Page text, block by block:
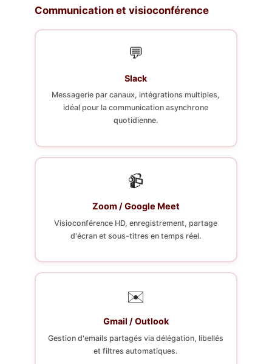
Communication et visioconférence
💬
Slack
Messagerie par canaux, intégrations multiples,
idéal pour la communication asynchrone
quotidienne.
📹
Zoom / Google Meet
Visioconférence HD, enregistrement, partage
d'écran et sous-titres en temps réel.
✉️
Gmail / Outlook
Gestion d'emails partagés via délégation, libellés
et filtres automatiques.